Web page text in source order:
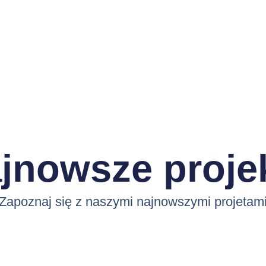
się z naszymi najnowszymi projetami